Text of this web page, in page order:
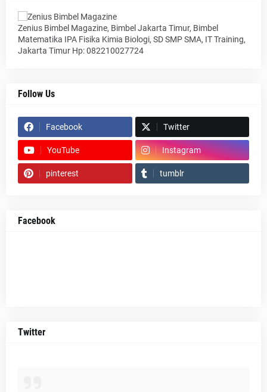
Zenius Bimbel Magazine, Bimbel Jakarta Timur, Bimbel
Matematika IPA Fisika Kimia Biologi, SD SMP SMA, IT Training,
Jakarta Timur Hp: 082210027724
Follow Us
Facebook Twitter
YouTube Instagram
pinterest tumblr
Facebook
Twitter